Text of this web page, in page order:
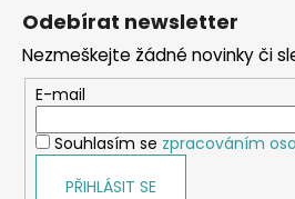
a
c
í
p
r
Odebírat newsletter
Nezmeškejte žádné novinky či
E-mail
Souhlasím se zpracováním
PŘIHLÁSIT SE